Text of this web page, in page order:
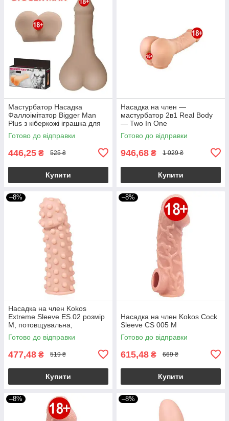
Мастурбатор Насадка
Фаллоімітатор Bigger Man
Plus з кіберкожі іграшка для
пар
Готово до відправки
446,25 ₴ 525 ₴
Купити
Насадка на член —
мастурбатор 2в1 Real Body
— Two In One
Готово до відправки
946,68 ₴ 1 029 ₴
Купити
–8%
Насадка на член Kokos
Extreme Sleeve ES.02 розмір
M, потовщувальна,
стимулюючий рельєф
Готово до відправки
477,48 ₴ 519 ₴
Купити
–8%
Насадка на член Kokos Cock
Sleeve CS 005 M
Готово до відправки
615,48 ₴ 669 ₴
Купити
–8% –8%